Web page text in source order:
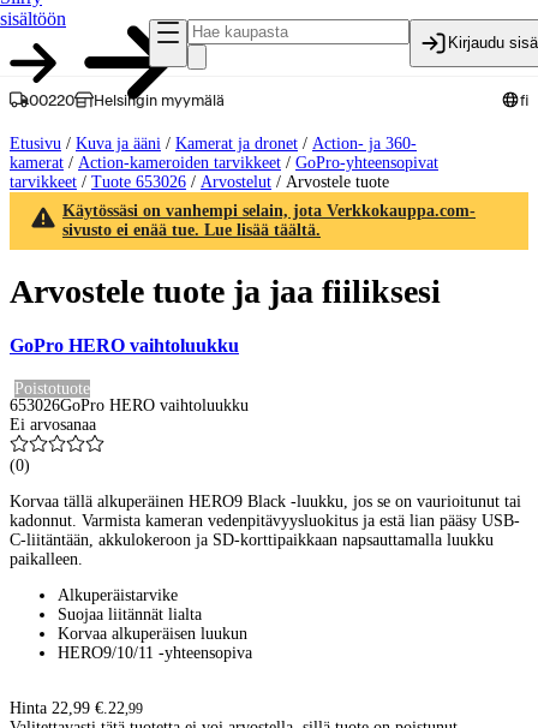
sisältöön
Kirjaudu
00220 Helsingin myymälä fi
Etusivu / Kuva ja ääni / Kamerat ja dronet / Action- ja 360-
kamerat / Action-kameroiden tarvikkeet / GoPro-yhteensopivat
tarvikkeet / Tuote 653026 / Arvostelut / Arvostele tuote
Käytössäsi on vanhempi selain, jota Verkkokauppa.com-
sivusto ei enää tue. Lue lisää täältä.
Arvostele tuote ja jaa fiiliksesi
GoPro HERO vaihtoluukku
Poistotuote
653026GoPro HERO vaihtoluukku
Ei arvosanaa
(0)
Korvaa tällä alkuperäinen HERO9 Black -luukku, jos se on vaurioitunut tai
kadonnut. Varmista kameran vedenpitävyysluokitus ja estä lian pääsy USB-
C-liitäntään, akkulokeroon ja SD-korttipaikkaan napsauttamalla luukku
paikalleen.
Alkuperäistarvike
Suojaa liitännät lialta
Korvaa alkuperäisen luukun
HERO9/10/11 -yhteensopiva
Hinta 22,99 €. 22,99